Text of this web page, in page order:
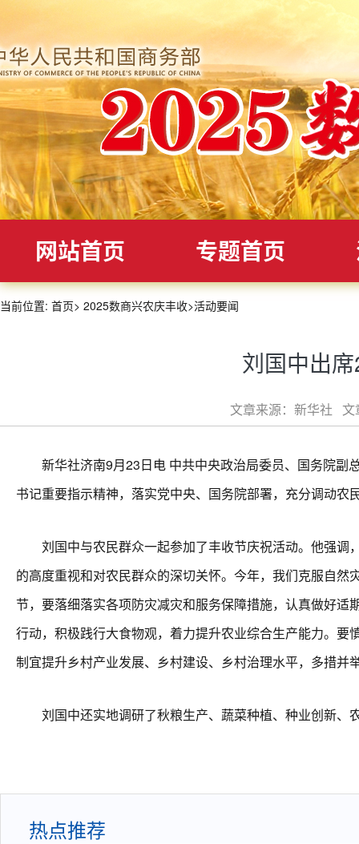
网站首页 专题首页
当前位置: 首页> 2025数商兴农庆丰收>活动要闻
刘国中出
文章来源：新华社
新华社济南9月23日电 中共中央政治局委员、国务院副
书记重要指示精神，落实党中央、国务院部署，充分调动
刘国中与农民群众一起参加了丰收节庆祝活动。他强调
的高度重视和对农民群众的深切关怀。今年，我们克服自
节，要落细落实各项防灾减灾和服务保障措施，认真做好
行动，积极践行大食物观，着力提升农业综合生产能力。要
制宜提升乡村产业发展、乡村建设、乡村治理水平，多措
刘国中还实地调研了秋粮生产、蔬菜种植、种业创新、
热点推荐